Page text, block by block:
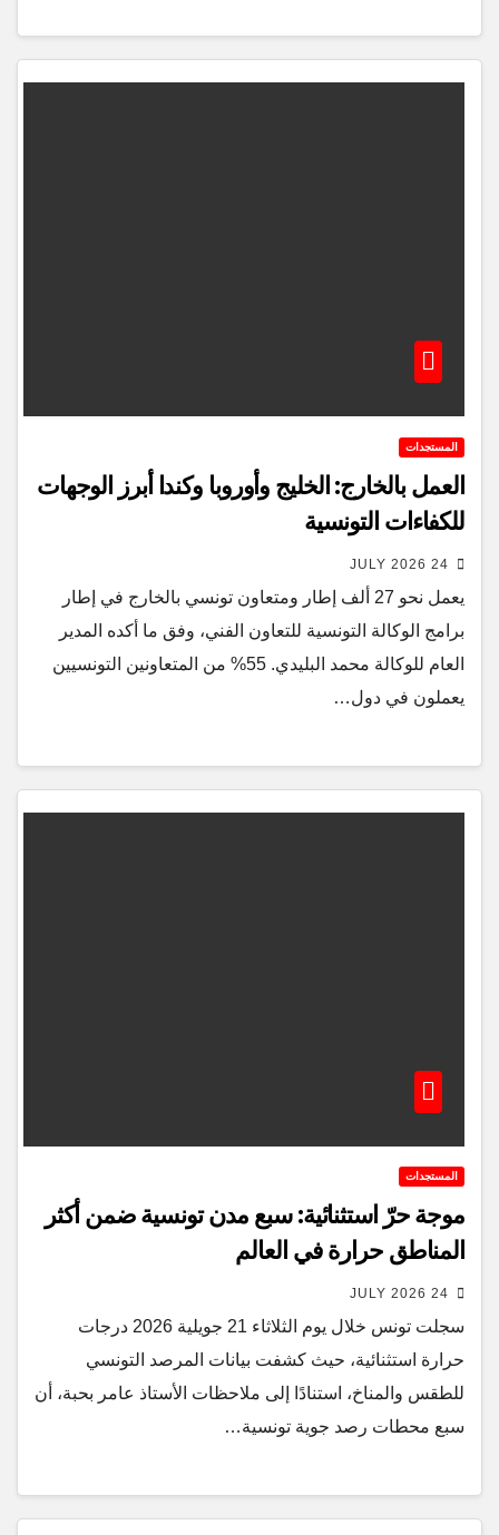
المستجدات
العمل بالخارج: الخليج وأوروبا وكندا أبرز الوجهات
للكفاءات التونسية
24 JULY 2026
يعمل نحو 27 ألف إطار ومتعاون تونسي بالخارج في إطار
برامج الوكالة التونسية للتعاون الفني، وفق ما أكده المدير
العام للوكالة محمد البليدي. 55% من المتعاونين التونسيين
يعملون في دول…
المستجدات
موجة حرّ استثنائية: سبع مدن تونسية ضمن أكثر
المناطق حرارة في العالم
24 JULY 2026
سجلت تونس خلال يوم الثلاثاء 21 جويلية 2026 درجات
حرارة استثنائية، حيث كشفت بيانات المرصد التونسي
للطقس والمناخ، استنادًا إلى ملاحظات الأستاذ عامر بحبة، أن
سبع محطات رصد جوية تونسية…